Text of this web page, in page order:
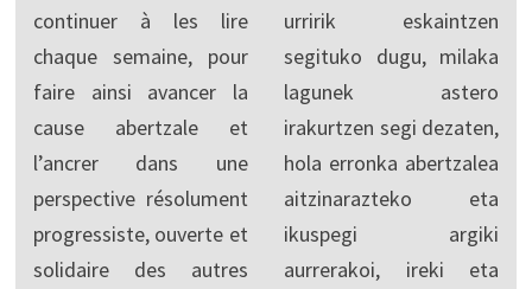
continuer à les lire
chaque semaine, pour
faire ainsi avancer la
cause abertzale et
l’ancrer dans une
perspective résolument
progressiste, ouverte et
solidaire des autres
urririk eskaintzen
segituko dugu, milaka
lagunek astero
irakurtzen segi dezaten,
hola erronka abertzalea
aitzinarazteko eta
ikuspegi argiki
aurrerakoi, ireki eta